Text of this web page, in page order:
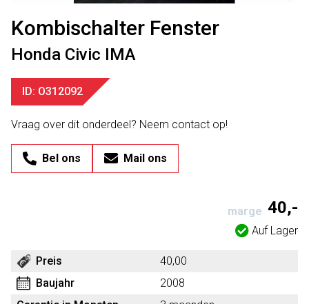
Kombischalter Fenster
Honda Civic IMA
ID: O312092
Vraag over dit onderdeel? Neem contact op!
Bel ons Mail ons
marge 40,-
Auf Lager
Preis
40,00
Baujahr
2008